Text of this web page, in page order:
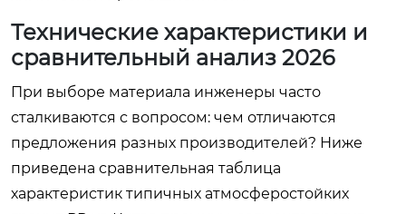
Технические характеристики и
сравнительный анализ 2026
При выборе материала инженеры часто
сталкиваются с вопросом: чем отличаются
предложения разных производителей? Ниже
приведена сравнительная таблица
характеристик типичных атмосферостойких